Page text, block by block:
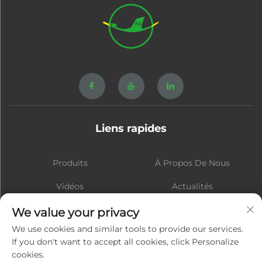
Liens rapides
Produits À Propos De Nous
Vidéos Actualités
Contact
We value your privacy
We use cookies and similar tools to provide our services.
If you don't want to accept all cookies, click Personalize
cookies.